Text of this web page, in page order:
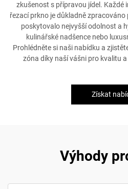
zkušenost s přípravou jídel. Každé
řezací prkno je důkladně
poskytovalo nejvyšší odolnost a
kulinářské nadšence nebo
Prohlédněte si naši nabídku a
zóna díky naší vášni pro kvalitu
Získat
Výhody